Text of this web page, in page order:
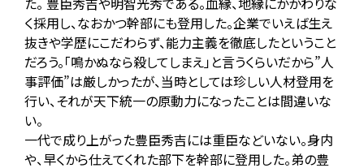
く採用し、なおかつ幹部にも登用した。企業でいえば生え
抜きや学歴にこだわらず、能力主義を徹底したということ
だろう。「鳴かぬなら殺してしまえ」と言うくらいだから”人
事評価”は厳しかったが、当時としては珍しい人材登用を
行い、それが天下統一の原動力になったことは間違いな
い。
一代で成り上がった豊臣秀吉には重臣などいない。身内
や、早くから仕えてくれた部下を幹部に登用した。弟の豊